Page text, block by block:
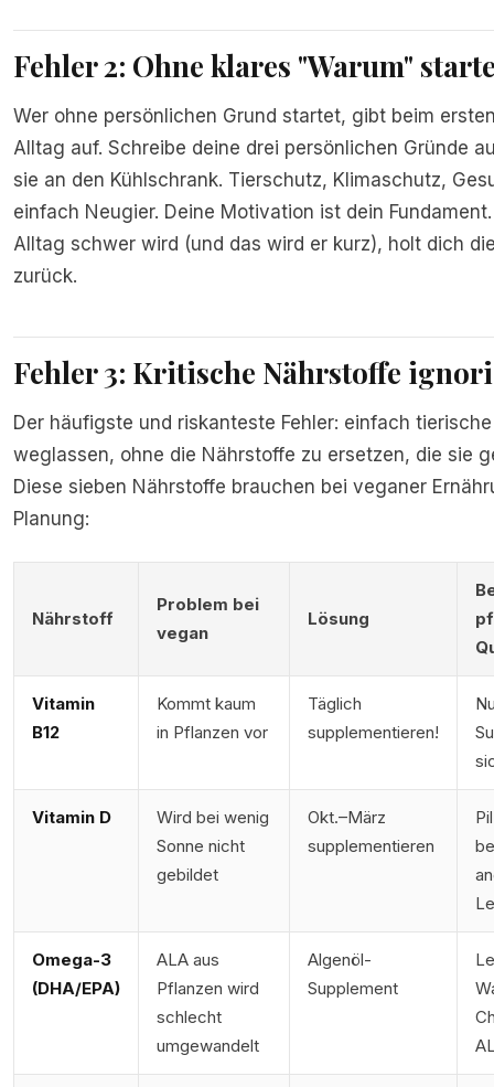
Fehler 2: Ohne klares "Warum"
Wer ohne persönlichen Grund startet, gibt beim
Alltag auf. Schreibe deine drei persönlichen Gründe
sie an den Kühlschrank. Tierschutz, Klimaschutz,
einfach Neugier. Deine Motivation ist dein
Alltag schwer wird (und das wird er kurz), holt dich
zurück.
Fehler 3: Kritische Nährstoffe
Der häufigste und riskanteste Fehler: einfach
weglassen, ohne die Nährstoffe zu ersetzen, die sie
Diese sieben Nährstoffe brauchen bei veganer
Planung:
Nährstoff
Problem bei
vegan
Lösung
Vitamin
B12
Kommt kaum
in Pflanzen vor
Täglich
supplementieren!
Vitamin D
Wird bei wenig
Sonne nicht
gebildet
Okt.–März
supplementieren
Omega-3
(DHA/EPA)
ALA aus
Pflanzen wird
schlecht
umgewandelt
Algenöl-
Supplement